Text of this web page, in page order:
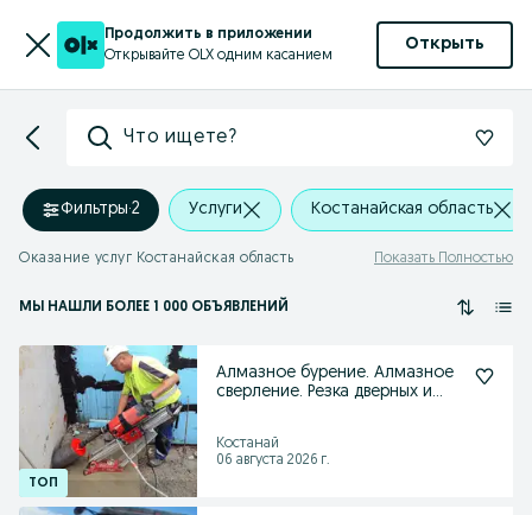
Продолжить в приложении
Открывайте OLX одним касанием
Открыть
Что ищете?
Фильтры·2 Услуги Костанайская область
Оказание услуг Костанайская область Показать Полностью
МЫ НАШЛИ БОЛЕЕ 1 000 ОБЪЯВЛЕНИЙ
Алмазное бурение. Алмазное
сверление. Резка дверных и
Костанай
06 августа 2026 г.